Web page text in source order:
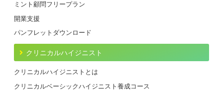
ミント顧問フリープラン
開業支援
パンフレットダウンロード
クリニカルハイジニスト
クリニカルハイジニストとは
クリニカルベーシックハイジニスト養成コース